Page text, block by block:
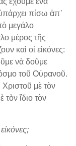
πίσω ἀπ᾽
μεγάλο
μέρος τῆς
καὶ οἱ εἰκόνες:
νὰ δοῦμε
τοῦ Οὐρανοῦ.
Χριστοῦ μὲ τὸν
τὸν ἴδιο τὸν